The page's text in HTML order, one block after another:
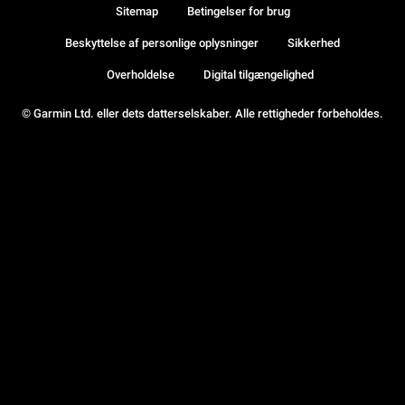
© Garmin Ltd. eller dets datterselskaber. Alle rettigheder forbeholdes.
Sitemap Betingelser for brug
Beskyttelse af personlige oplysninger Sikkerhed
Overholdelse Digital tilgængelighed